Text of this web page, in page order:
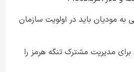
به مودیان باید در اولویت سازمان
برای مدیریت مشترک تنگه هرمز را